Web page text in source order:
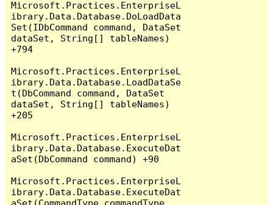
Microsoft.Practices.EnterpriseL
ibrary.Data.Database.DoLoadData
Set(IDbCommand command, DataSet
dataSet, String[] tableNames)
+794
Microsoft.Practices.EnterpriseL
ibrary.Data.Database.LoadDataSe
t(DbCommand command, DataSet
dataSet, String[] tableNames)
+205
Microsoft.Practices.EnterpriseL
ibrary.Data.Database.ExecuteDat
aSet(DbCommand command) +90
Microsoft.Practices.EnterpriseL
ibrary.Data.Database.ExecuteDat
aSet(CommandType commandType,